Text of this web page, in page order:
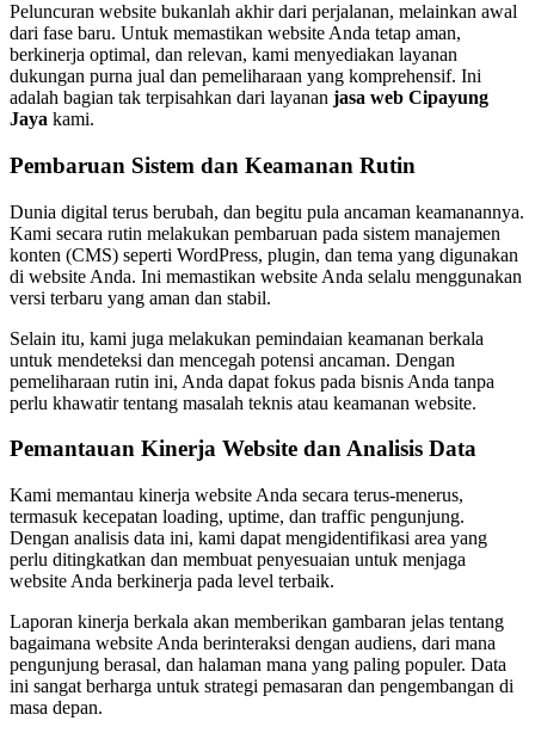
Peluncuran website bukanlah akhir dari perjalanan, melainkan awal
dari fase baru. Untuk memastikan website Anda tetap aman,
berkinerja optimal, dan relevan, kami menyediakan layanan
dukungan purna jual dan pemeliharaan yang komprehensif. Ini
adalah bagian tak terpisahkan dari layanan jasa web Cipayung
Jaya kami.
Pembaruan Sistem dan Keamanan Rutin
Dunia digital terus berubah, dan begitu pula ancaman keamanannya.
Kami secara rutin melakukan pembaruan pada sistem manajemen
konten (CMS) seperti WordPress, plugin, dan tema yang digunakan
di website Anda. Ini memastikan website Anda selalu menggunakan
versi terbaru yang aman dan stabil.
Selain itu, kami juga melakukan pemindaian keamanan berkala
untuk mendeteksi dan mencegah potensi ancaman. Dengan
pemeliharaan rutin ini, Anda dapat fokus pada bisnis Anda tanpa
perlu khawatir tentang masalah teknis atau keamanan website.
Pemantauan Kinerja Website dan Analisis Data
Kami memantau kinerja website Anda secara terus-menerus,
termasuk kecepatan loading, uptime, dan traffic pengunjung.
Dengan analisis data ini, kami dapat mengidentifikasi area yang
perlu ditingkatkan dan membuat penyesuaian untuk menjaga
website Anda berkinerja pada level terbaik.
Laporan kinerja berkala akan memberikan gambaran jelas tentang
bagaimana website Anda berinteraksi dengan audiens, dari mana
pengunjung berasal, dan halaman mana yang paling populer. Data
ini sangat berharga untuk strategi pemasaran dan pengembangan di
masa depan.